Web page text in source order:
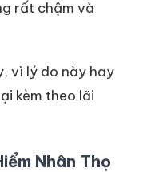
rất chậm và
vì lý do này hay
kèm theo lãi
Nhân Thọ